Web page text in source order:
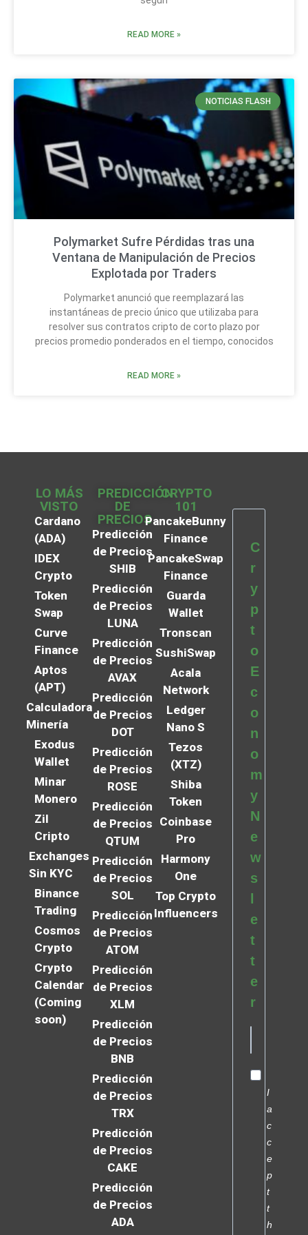
READ MORE »
NOTICIAS FLASH
Polymarket Sufre Pérdidas tras una
Ventana de Manipulación de Precios
Explotada por Traders
Polymarket anunció que reemplazará las
instantáneas de precio único que utilizaba para
resolver sus contratos cripto de corto plazo por
precios promedio ponderados en el tiempo, conocidos
READ MORE »
LO MÁS
VISTO
Cardano
(ADA)
IDEX
Crypto
Token
Swap
Curve
Finance
Aptos
(APT)
Calculadora
Minería
Exodus
Wallet
Minar
Monero
Zil
Cripto
Exchanges
Sin KYC
Binance
Trading
Cosmos
Crypto
Crypto
Calendar
(Coming
soon)
PREDICCIÓN
DE
PRECIOS
Predicción
de Precios
SHIB
Predicción
de Precios
LUNA
Predicción
de Precios
AVAX
Predicción
de Precios
DOT
Predicción
de Precios
ROSE
Predicción
de Precios
QTUM
Predicción
de Precios
SOL
Predicción
de Precios
ATOM
Predicción
de Precios
XLM
Predicción
de Precios
BNB
Predicción
de Precios
TRX
Predicción
de Precios
CAKE
Predicción
de Precios
ADA
CRYPTO
101
PancakeBunny
Finance
PancakeSwap
Finance
Guarda
Wallet
Tronscan
SushiSwap
Acala
Network
Ledger
Nano S
Tezos
(XTZ)
Shiba
Token
Coinbase
Pro
Harmony
One
Top Crypto
Influencers
C
r
y
p
t
o
E
c
o
n
o
m
y
N
e
w
s
e
t
t
e
r
I
a
c
c
e
p
t
t
h